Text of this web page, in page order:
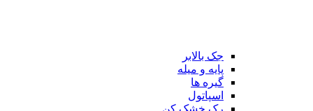
جک بالابر
پایه و میله
گیره ها
اسپاتول
رک خشک کن